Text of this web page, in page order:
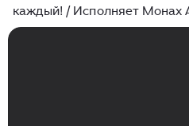
каждый! / Исполняет Монах